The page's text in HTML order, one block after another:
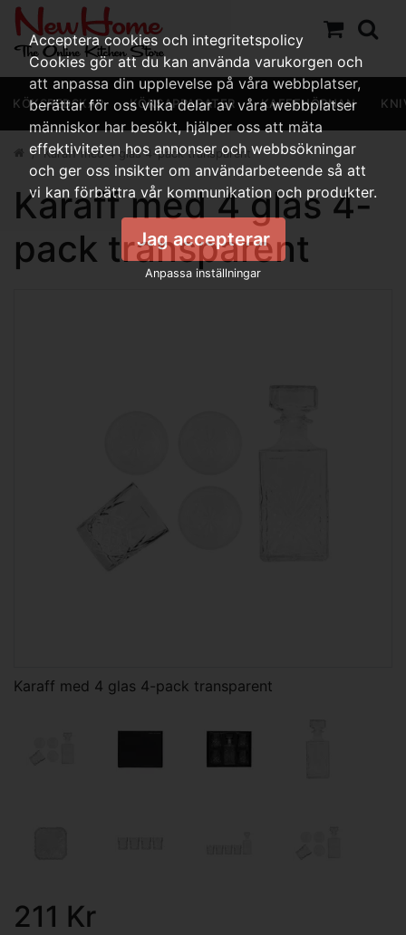
KÖKSREDSKAP KÖKSAPPARATER KAFFEHÖRNAN
Karaff med 4 glas 4-pack transparent
Karaff med 4 glas 4-
pack transparent
Karaff med 4 glas 4-pack transparent
211 Kr
Acceptera cookies och integritetspolicy
Cookies gör att du kan använda varukorgen och
att anpassa din upplevelse på våra webbplatser,
berättar för oss vilka delar av våra webbplatser
människor har besökt, hjälper oss att mäta
effektiviteten hos annonser och webbsökningar
och ger oss insikter om användarbeteende så att
vi kan förbättra vår kommunikation och produkter.
Jag accepterar
Anpassa inställningar